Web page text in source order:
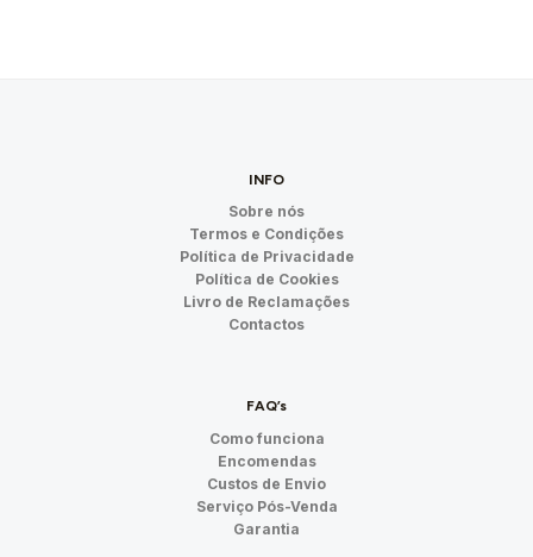
INFO
Sobre nós
Termos e Condições
Política de Privacidade
Política de Cookies
Livro de Reclamações
Contactos
FAQ’s
Como funciona
Encomendas
Custos de Envio
Serviço Pós-Venda
Garantia